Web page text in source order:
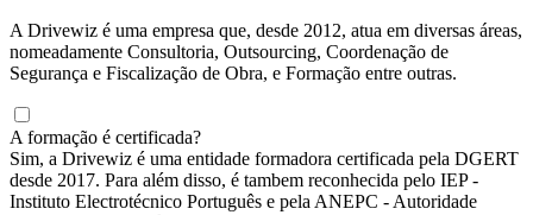
A Drivewiz é uma empresa que, desde 2012, atua em diversas áreas,
nomeadamente Consultoria, Outsourcing, Coordenação de
Segurança e Fiscalização de Obra, e Formação entre outras.
A formação é certificada?
Sim, a Drivewiz é uma entidade formadora certificada pela DGERT
desde 2017. Para além disso, é tambem reconhecida pelo IEP -
Instituto Electrotécnico Português e pela ANEPC - Autoridade